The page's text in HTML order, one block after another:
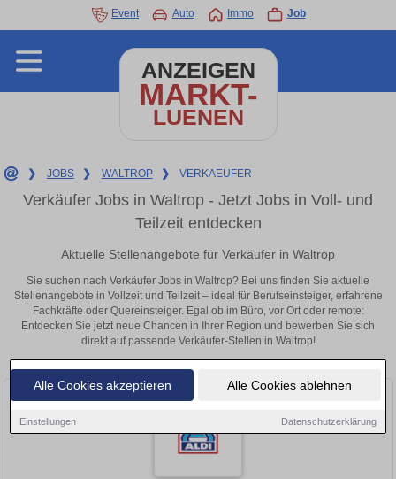
Alle Cookies akzeptieren Alle Cookies ablehnen
Einstellungen Datenschutzerklärung
Event Auto Immo Job
ANZEIGEN
MARKT-
LUENEN
❯ JOBS ❯ WALTROP ❯ VERKAEUFER
Verkäufer Jobs in Waltrop - Jetzt Jobs in Voll- und
Teilzeit entdecken
Aktuelle Stellenangebote für Verkäufer in Waltrop
Sie suchen nach Verkäufer Jobs in Waltrop? Bei uns finden Sie aktuelle
Stellenangebote in Vollzeit und Teilzeit – ideal für Berufseinsteiger, erfahrene
Fachkräfte oder Quereinsteiger. Egal ob im Büro, vor Ort oder remote:
Entdecken Sie jetzt neue Chancen in Ihrer Region und bewerben Sie sich
direkt auf passende Verkäufer-Stellen in Waltrop!